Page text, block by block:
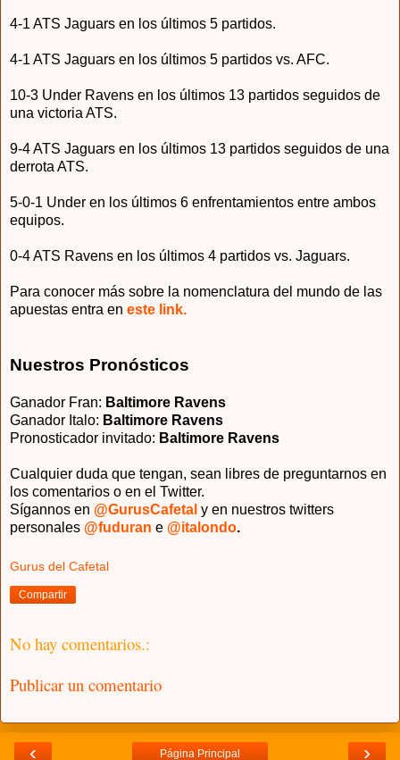
4-1 ATS Jaguars en los últimos 5 partidos.
4-1 ATS Jaguars en los últimos 5 partidos vs. AFC.
10-3 Under Ravens en los últimos 13 partidos seguidos de
una victoria ATS.
9-4 ATS Jaguars en los últimos 13 partidos seguidos de una
derrota ATS.
5-0-1 Under en los últimos 6 enfrentamientos entre ambos
equipos.
0-4 ATS Ravens en los últimos 4 partidos vs. Jaguars.
Para conocer más sobre la nomenclatura del mundo de las
apuestas entra en este link.
Nuestros Pronósticos
Ganador Fran: Baltimore Ravens
Ganador Italo: Baltimore Ravens
Pronosticador invitado: Baltimore Ravens
Cualquier duda que tengan, sean libres de preguntarnos en
los comentarios o en el Twitter.
Sígannos en @GurusCafetal y en nuestros twitters
personales @fuduran e @italondo.
Gurus del Cafetal
Compartir
No hay comentarios.:
Publicar un comentario
‹ ›
Página Principal